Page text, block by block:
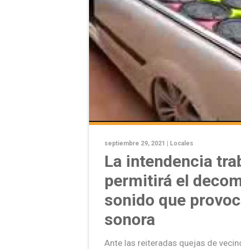
septiembre 29, 2021 | Locales
La intendencia
permitirá el
sonido que
sonora
Ante las reiteradas quejas de